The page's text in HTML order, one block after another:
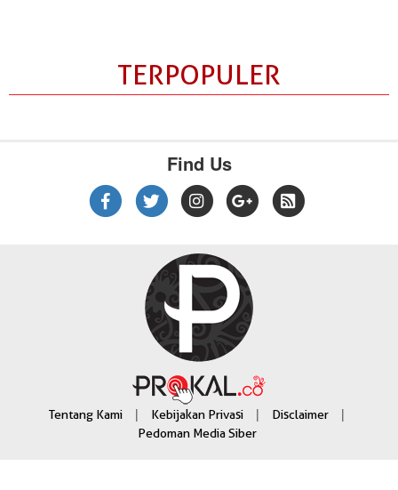
TERPOPULER
Find Us
Tentang Kami | Kebijakan Privasi | Disclaimer |
Pedoman Media Siber